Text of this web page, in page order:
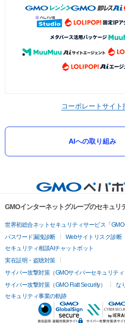
コーポレートサイト
AIへの取り組み
GMOインターネットグループのセキュリ
世界初総合ネットセキュリティサービス「GMO
パスワード漏洩診断
Webサイトリスク診断
セキュリティ相談AIチャットボット
実在証明・盗聴対策
サイバー攻撃対策（GMOサイバーセキュリティ
サイバー攻撃対策（GMO Flatt Security）
な
セキュリティ事業の軌跡